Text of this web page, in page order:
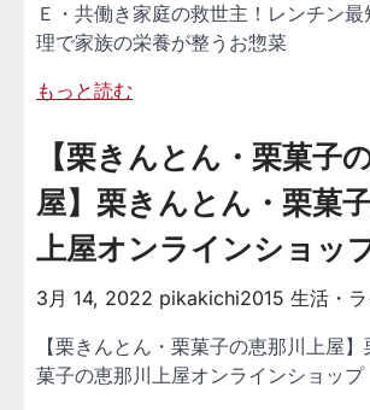
Ｅ・共働き家庭の救世主！レンチン
理で家族の栄養が整うお惣菜
もっと読む
【栗きんとん・栗菓子
屋】栗きんとん・栗菓
上屋オンラインショッ
3月 14, 2022 pikakichi2015 生活・
【栗きんとん・栗菓子の恵那川上屋
菓子の恵那川上屋オンラインショップ